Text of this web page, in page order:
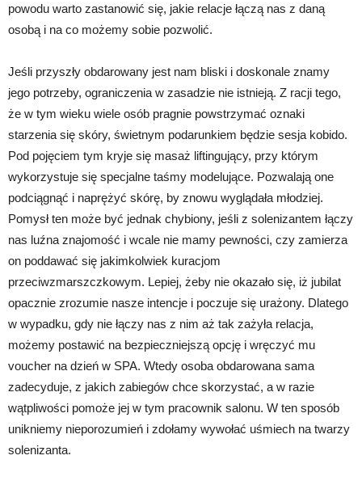
powodu warto zastanowić się, jakie relacje łączą nas z daną
osobą i na co możemy sobie pozwolić.
Jeśli przyszły obdarowany jest nam bliski i doskonale znamy
jego potrzeby, ograniczenia w zasadzie nie istnieją. Z racji tego,
że w tym wieku wiele osób pragnie powstrzymać oznaki
starzenia się skóry, świetnym podarunkiem będzie sesja kobido.
Pod pojęciem tym kryje się masaż liftingujący, przy którym
wykorzystuje się specjalne taśmy modelujące. Pozwalają one
podciągnąć i naprężyć skórę, by znowu wyglądała młodziej.
Pomysł ten może być jednak chybiony, jeśli z solenizantem łączy
nas luźna znajomość i wcale nie mamy pewności, czy zamierza
on poddawać się jakimkolwiek kuracjom
przeciwzmarszczkowym. Lepiej, żeby nie okazało się, iż jubilat
opacznie zrozumie nasze intencje i poczuje się urażony. Dlatego
w wypadku, gdy nie łączy nas z nim aż tak zażyła relacja,
możemy postawić na bezpieczniejszą opcję i wręczyć mu
voucher na dzień w SPA. Wtedy osoba obdarowana sama
zadecyduje, z jakich zabiegów chce skorzystać, a w razie
wątpliwości pomoże jej w tym pracownik salonu. W ten sposób
unikniemy nieporozumień i zdołamy wywołać uśmiech na twarzy
solenizanta.